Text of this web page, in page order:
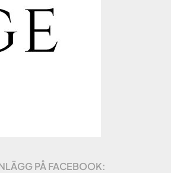
PÅ FACEBOOK: